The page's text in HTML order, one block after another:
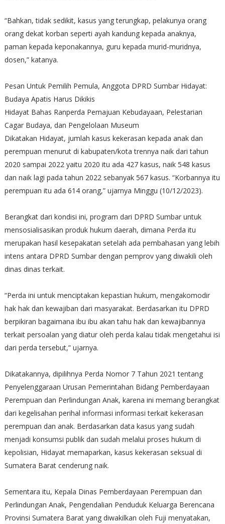
“Bahkan, tidak sedikit, kasus yang terungkap, pelakunya orang
orang dekat korban seperti ayah kandung kepada anaknya,
paman kepada keponakannya, guru kepada murid-muridnya,
dosen,” katanya.
Pesan Untuk Pemilih Pemula, Anggota DPRD Sumbar Hidayat:
Budaya Apatis Harus Dikikis
Hidayat Bahas Ranperda Pemajuan Kebudayaan, Pelestarian
Cagar Budaya, dan Pengelolaan Museum
Dikatakan Hidayat, jumlah kasus kekerasan kepada anak dan
perempuan menurut di kabupaten/kota trennya naik dari tahun
2020 sampai 2022 yaitu 2020 itu ada 427 kasus, naik 548 kasus
dan naik lagi pada tahun 2022 sebanyak 567 kasus. “Korbannya itu
perempuan itu ada 614 orang,” ujarnya Minggu (10/12/2023).
Berangkat dari kondisi ini, program dari DPRD Sumbar untuk
mensosialisasikan produk hukum daerah, dimana Perda itu
merupakan hasil kesepakatan setelah ada pembahasan yang lebih
intens antara DPRD Sumbar dengan pemprov yang diwakili oleh
dinas dinas terkait.
“Perda ini untuk menciptakan kepastian hukum, mengakomodir
hak hak dan kewajiban dari masyarakat. Berdasarkan itu DPRD
berpikiran bagaimana ibu ibu akan tahu hak dan kewajibannya
terkait persoalan yang diatur oleh perda kalau tidak mengetahui isi
dari perda tersebut,” ujarnya.
Dikatakannya, dipilihnya Perda Nomor 7 Tahun 2021 tentang
Penyelenggaraan Urusan Pemerintahan Bidang Pemberdayaan
Perempuan dan Perlindungan Anak, karena ini memang berangkat
dari kegelisahan perihal informasi informasi terkait kekerasan
perempuan dan anak. Berdasarkan data kasus yang sudah
menjadi konsumsi publik dan sudah melalui proses hukum di
kepolisian, Hidayat memaparkan, kasus kekerasan seksual di
Sumatera Barat cenderung naik.
Sementara itu, Kepala Dinas Pemberdayaan Perempuan dan
Perlindungan Anak, Pengendalian Penduduk Keluarga Berencana
Provinsi Sumatera Barat yang diwakilkan oleh Fuji menyatakan,